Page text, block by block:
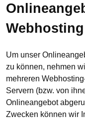
Webhosting
Um unser
zu können, nehmen
mehreren
Servern (bzw. von
Onlineangebot
Zwecken können wir